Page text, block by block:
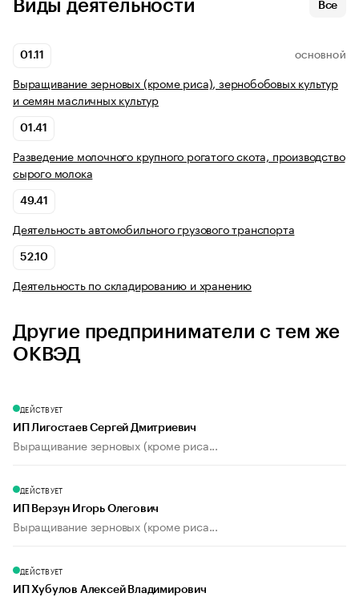
Виды деятельности Все
01.11 ОСНОВНОЙ
Выращивание зерновых (кроме риса), зернобобовых культур
и семян масличных культур
01.41
Разведение молочного крупного рогатого скота, производство
сырого молока
49.41
Деятельность автомобильного грузового транспорта
52.10
Деятельность по складированию и хранению
Другие предприниматели с тем же
ОКВЭД
ДЕЙСТВУЕТ
ИП Лигостаев Сергей Дмитриевич
Выращивание зерновых (кроме риса...
ДЕЙСТВУЕТ
ИП Верзун Игорь Олегович
Выращивание зерновых (кроме риса...
ДЕЙСТВУЕТ
ИП Хубулов Алексей Владимирович